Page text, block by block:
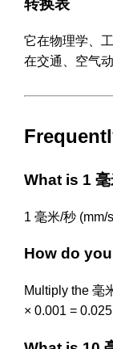
转换表
它在物理学、
在交通、空气
What is 1
1 毫米/秒 (mm/
How do
Multiply the 毫
× 0.001 =